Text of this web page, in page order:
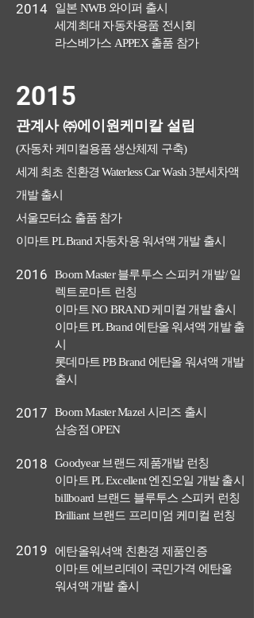
2014
일본 NWB 와이퍼 출시
세계최대 자동차용품 전시회
라스베가스 APPEX 출품 참가
2015
관계사 ㈜에이원케미칼 설립
(자동차 케미컬용품 생산체제 구축)
세계 최초 친환경 Waterless Car Wash 3분세차액
개발 출시
서울모터쇼 출품 참가
이마트 PL Brand 자동차용 워셔액 개발 출시
2016
Boom Master 블루투스 스피커 개발/ 일
렉트로마트 런칭
이마트 NO BRAND 케미컬 개발 출시
이마트 PL Brand 에탄올 워셔액 개발 출
시
롯데마트 PB Brand 에탄올 워셔액 개발
출시
2017
Boom Master Mazel 시리즈 출시
삼송점 OPEN
2018
Goodyear 브랜드 제품개발 런칭
이마트 PL Excellent 엔진오일 개발 출시
billboard 브랜드 블루투스 스피커 런칭
Brilliant 브랜드 프리미엄 케미컬 런칭
2019
에탄올워셔액 친환경 제품인증
이마트 에브리데이 국민가격 에탄올
워셔액 개발 출시